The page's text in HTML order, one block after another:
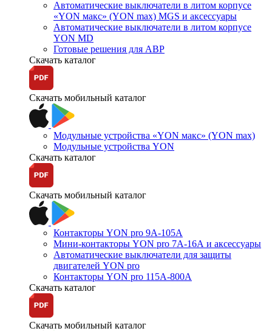
Автоматические выключатели в литом корпусе
«YON макс» (YON max) MGS и аксессуары
Автоматические выключатели в литом корпусе
YON MD
Готовые решения для АВР
Скачать каталог
Скачать мобильный каталог
Модульные устройства «YON макс» (YON max)
Модульные устройства YON
Скачать каталог
Скачать мобильный каталог
Контакторы YON pro 9А-105А
Мини-контакторы YON pro 7А-16А и аксессуары
Автоматические выключатели для защиты
двигателей YON pro
Контакторы YON pro 115А-800А
Скачать каталог
Скачать мобильный каталог